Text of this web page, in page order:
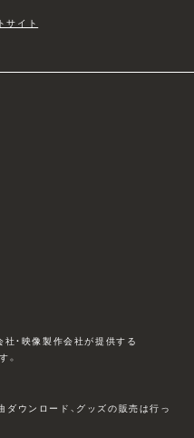
サイト
・映像製作会社が提供する
。
ダウンロード、グッズの販売は行っ